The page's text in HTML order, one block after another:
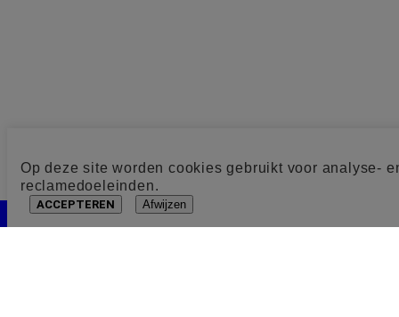
Op deze site worden cookies gebruikt voor analyse-
reclamedoeleinden.
ACCEPTEREN Afwijzen
Cookie toestemming